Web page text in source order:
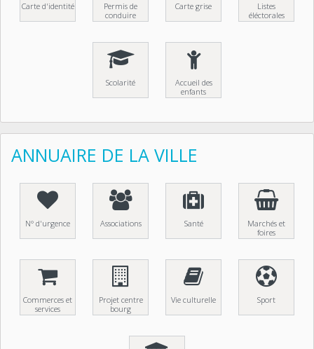
Carte d'identité
Permis de
conduire
Carte grise
Listes
éléctorales
Scolarité
Accueil des
enfants
ANNUAIRE DE LA VILLE
N° d'urgence Associations Santé
Marchés et
foires
Commerces et
services
Projet centre
bourg
Vie culturelle Sport